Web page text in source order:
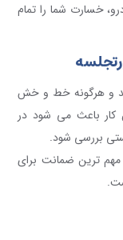
خسارت شما را تمام
و هرگونه خط و خش
کار باعث می شود در
بررسی شود.
ترین ضمانت برای